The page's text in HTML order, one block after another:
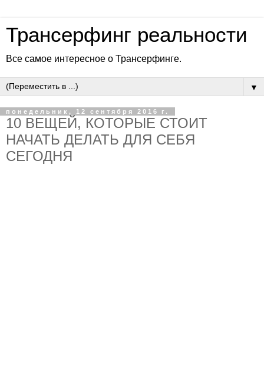
Трансерфинг реальности
Все самое интересное о Трансерфинге.
▼
понедельник, 12 сентября 2016 г.
10 ВЕЩЕЙ, КОТОРЫЕ СТОИТ
НАЧАТЬ ДЕЛАТЬ ДЛЯ СЕБЯ
СЕГОДНЯ